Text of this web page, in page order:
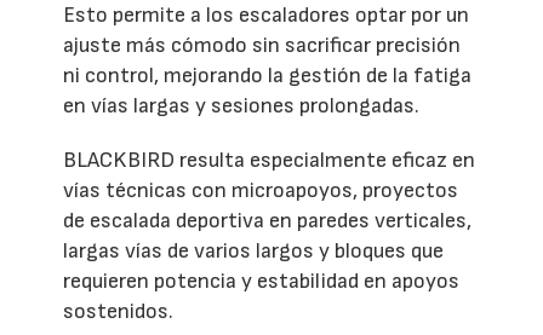
Esto permite a los escaladores optar por un
ajuste más cómodo sin sacrificar precisión
ni control, mejorando la gestión de la fatiga
en vías largas y sesiones prolongadas.
BLACKBIRD resulta especialmente eficaz en
vías técnicas con microapoyos, proyectos
de escalada deportiva en paredes verticales,
largas vías de varios largos y bloques que
requieren potencia y estabilidad en apoyos
sostenidos.